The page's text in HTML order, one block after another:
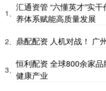
1、
汇通资管 “六懂英才”实
养体系赋能高质量发展
2、 鼎配配资 人机对战！ 广
3、
恒利配资 全球800余家
健康产业